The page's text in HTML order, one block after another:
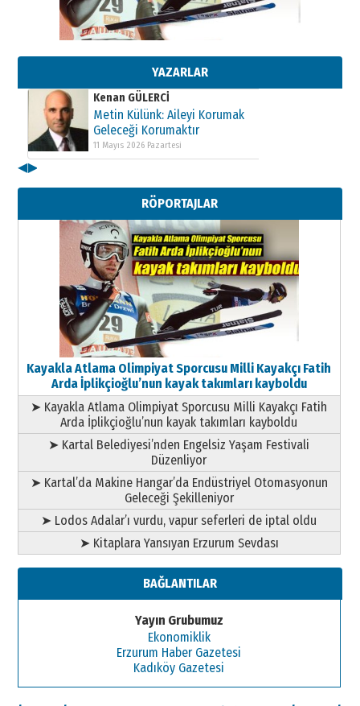
YAZARLAR
Kenan GÜLERCİ
Metin Külünk: Aileyi Korumak
Geleceği Korumaktır
11 Mayıs 2026 Pazartesi
Kenan GÜLERCİ
Metin Külünk: Aileyi Korumak
Geleceği Korumaktır
11 Mayıs 2026 Pazartesi
Metin Külünk: Aileyi Korumak
Geleceği Korumaktır
11 Mayıs 2026 Pazartesi
◀▶
RÖPORTAJLAR
Kayakla Atlama Olimpiyat Sporcusu Milli Kayakçı Fatih
Arda İplikçioğlu’nun kayak takımları kayboldu
➤ Kayakla Atlama Olimpiyat Sporcusu Milli Kayakçı Fatih
Arda İplikçioğlu’nun kayak takımları kayboldu
➤ Kartal Belediyesi’nden Engelsiz Yaşam Festivali
Düzenliyor
➤ Kartal’da Makine Hangar’da Endüstriyel Otomasyonun
Geleceği Şekilleniyor
➤ Lodos Adalar’ı vurdu, vapur seferleri de iptal oldu
➤ Kitaplara Yansıyan Erzurum Sevdası
BAĞLANTILAR
Yayın Grubumuz
Ekonomiklik
Erzurum Haber Gazetesi
Kadıköy Gazetesi